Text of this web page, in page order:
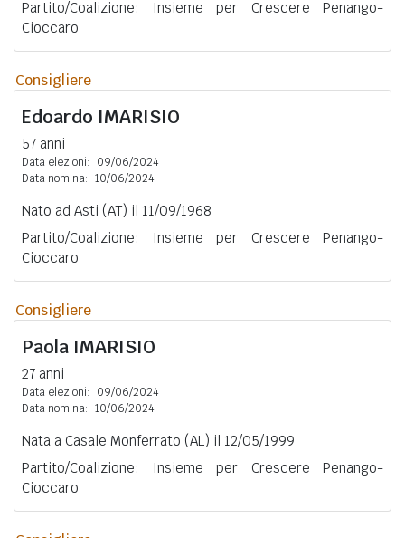
Partito/Coalizione: Insieme per Crescere Penango-
Cioccaro
Consigliere
Edoardo IMARISIO
57 anni
Data elezioni:
09/06/2024
Data nomina: 10/06/2024
Nato ad Asti (AT) il 11/09/1968
Partito/Coalizione: Insieme per Crescere Penango-
Cioccaro
Consigliere
Paola IMARISIO
27 anni
Data elezioni:
09/06/2024
Data nomina: 10/06/2024
Nata a Casale Monferrato (AL) il 12/05/1999
Partito/Coalizione: Insieme per Crescere Penango-
Cioccaro